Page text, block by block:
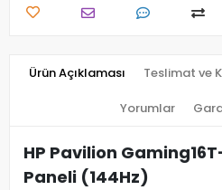
Ürün Açıklaması Teslimat ve
Yorumlar
HP Pavilion
Paneli (144Hz)